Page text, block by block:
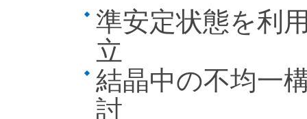
準安定状態を利
立
結晶中の不均一
討